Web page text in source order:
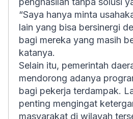
“Saya hanya minta
lain yang bisa bersinergi
bagi mereka yang masih
katanya.
Selain itu, pemerintah
mendorong adanya
bagi pekerja terdampak.
penting mengingat
masyarakat di wilayah